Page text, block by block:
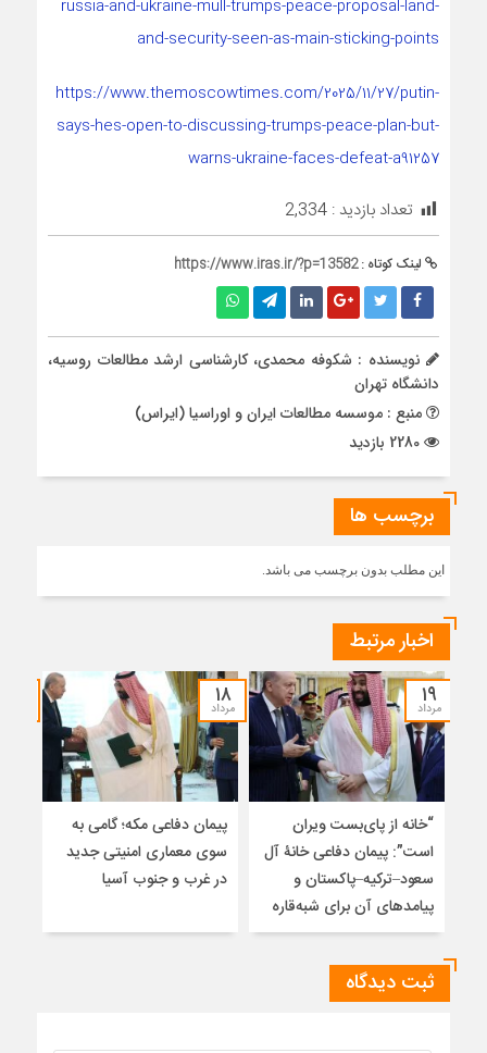
russia-and-ukraine-mull-trumps-peace-proposal-land-
and-security-seen-as-main-sticking-points
https://www.themoscowtimes.com/2025/11/27/putin-
says-hes-open-to-discussing-trumps-peace-plan-but-
warns-ukraine-faces-defeat-a91257
تعداد بازدید : 2,334
لینک کوتاه :https://www.iras.ir/?p=13582
نویسنده : شکوفه محمدی، کارشناسی ارشد مطالعات روسیه،
دانشگاه تهران
منبع : موسسه مطالعات ایران و اوراسیا (ایراس)
برچسب ها
این مطلب بدون برچسب می باشد.
اخبار مرتبط
۱۹
مرداد
“خانه از پای‌بست ویران
است”: پیمان دفاعی خانۀ آل
سعود–ترکیه–پاکستان و
پیامدهای آن برای شبه‌قاره
۱۸
مرداد
پیمان دفاعی مکه؛ گامی به
سوی معماری امنیتی جدید
در غرب و جنوب آسیا
ثبت دیدگاه